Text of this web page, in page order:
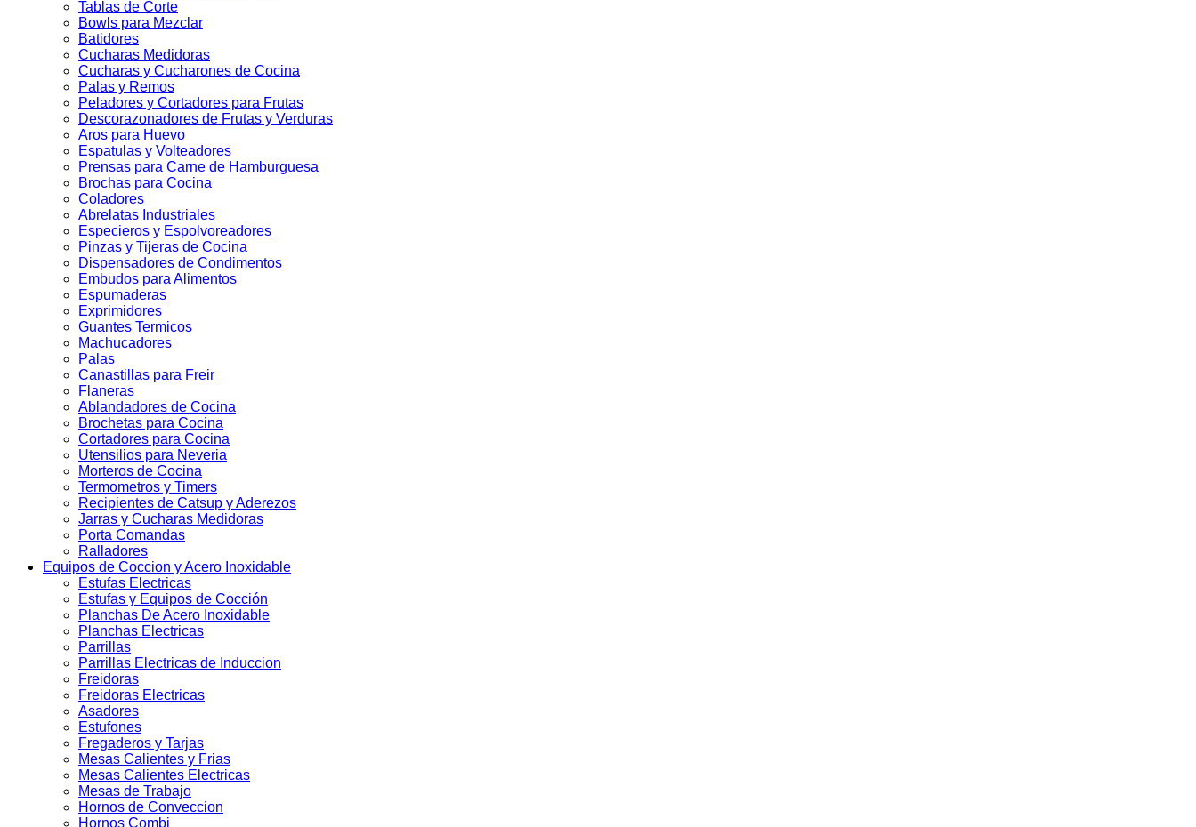
Tablas de Corte
Bowls para Mezclar
Batidores
Cucharas Medidoras
Cucharas y Cucharones de Cocina
Palas y Remos
Peladores y Cortadores para Frutas
Descorazonadores de Frutas y Verduras
Aros para Huevo
Espatulas y Volteadores
Prensas para Carne de Hamburguesa
Brochas para Cocina
Coladores
Abrelatas Industriales
Especieros y Espolvoreadores
Pinzas y Tijeras de Cocina
Dispensadores de Condimentos
Embudos para Alimentos
Espumaderas
Exprimidores
Guantes Termicos
Machucadores
Palas
Canastillas para Freir
Flaneras
Ablandadores de Cocina
Brochetas para Cocina
Cortadores para Cocina
Utensilios para Neveria
Morteros de Cocina
Termometros y Timers
Recipientes de Catsup y Aderezos
Jarras y Cucharas Medidoras
Porta Comandas
Ralladores
Equipos de Coccion y Acero Inoxidable
Estufas Electricas
Estufas y Equipos de Cocción
Planchas De Acero Inoxidable
Planchas Electricas
Parrillas
Parrillas Electricas de Induccion
Freidoras
Freidoras Electricas
Asadores
Estufones
Fregaderos y Tarjas
Mesas Calientes y Frias
Mesas Calientes Electricas
Mesas de Trabajo
Hornos de Conveccion
Hornos Combi